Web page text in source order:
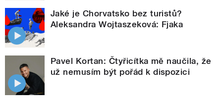
Jaké je Chorvatsko bez turistů?
Aleksandra Wojtaszeková: Fjaka
Pavel Kortan: Čtyřicítka mě naučila, že
už nemusím být pořád k dispozici